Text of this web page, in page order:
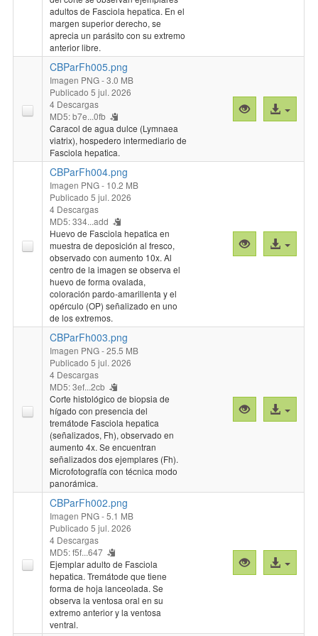
adultos de Fasciola hepatica. En el
margen superior derecho, se
aprecia un parásito con su extremo
anterior libre.
CBParFh005.png
Imagen PNG- 3.0 MB
Publicado 5 jul. 2026
4 Descargas
MD5: b7e...0fb
Caracol de agua dulce (Lymnaea
viatrix), hospedero intermediario de
Fasciola hepatica.
Vista
previa
Acceso
al
CBParFh004.png
Imagen PNG- 10.2 MB
Publicado 5 jul. 2026
4 Descargas
MD5: 334...add
Huevo de Fasciola hepatica en
muestra de deposición al fresco,
observado con aumento 10x. Al
centro de la imagen se observa el
huevo de forma ovalada,
coloración pardo-amarillenta y el
opérculo (OP) señalizado en uno
de los extremos.
Vista
previa
Acceso
al
CBParFh003.png
Imagen PNG- 25.5 MB
Publicado 5 jul. 2026
4 Descargas
MD5: 3ef...2cb
Corte histológico de biopsia de
hígado con presencia del
tremátode Fasciola hepatica
(señalizados, Fh), observado en
aumento 4x. Se encuentran
señalizados dos ejemplares (Fh).
Microfotografía con técnica modo
panorámica.
Vista
previa
Acceso
al
CBParFh002.png
Imagen PNG- 5.1 MB
Publicado 5 jul. 2026
4 Descargas
MD5: f5f...647
Ejemplar adulto de Fasciola
hepatica. Tremátode que tiene
forma de hoja lanceolada. Se
observa la ventosa oral en su
extremo anterior y la ventosa
ventral.
Vista
previa
Acceso
al